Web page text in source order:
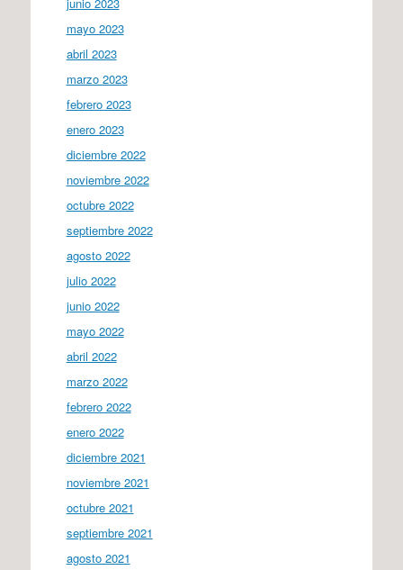
mayo 2023
abril 2023
marzo 2023
febrero 2023
enero 2023
diciembre 2022
noviembre 2022
octubre 2022
septiembre 2022
agosto 2022
julio 2022
junio 2022
mayo 2022
abril 2022
marzo 2022
febrero 2022
enero 2022
diciembre 2021
noviembre 2021
octubre 2021
septiembre 2021
agosto 2021